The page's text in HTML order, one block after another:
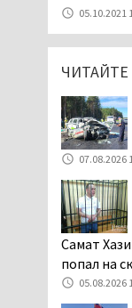
центра
07.08.2026
дорогу
06.08.2026
05.10.2021
07.08.2026
Самат
попал на
05.08.2026